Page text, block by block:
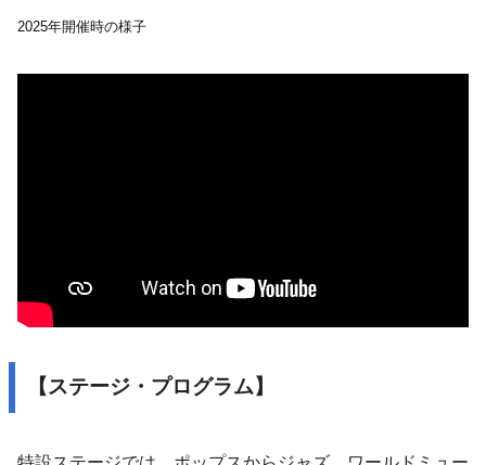
2025年開催時の様子
【ステージ・プログラム】